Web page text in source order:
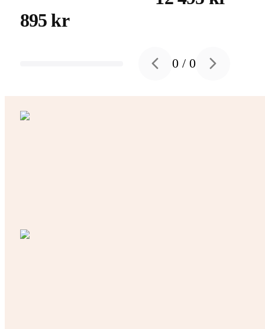
895 kr
Previous slide
0 /0 Next slide